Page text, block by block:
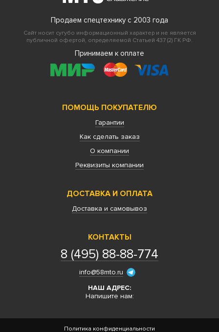
Продаем спецтехнику с 2003 года
Сайт носит сугубо информационный характер и не является
публичной офертой, определяемой Статьей 437 (2) ГК РФ.
Принимаем к оплате
ПОМОЩЬ ПОКУПАТЕЛЮ
Гарантии
Как сделать заказ
О компании
Реквизиты компании
ДОСТАВКА И ОПЛАТА
Доставка и самовывоз
КОНТАКТЫ
8 (495) 88-88-774
info@58mto.ru
НАШ АДРЕС:
Напишите нам:
Политика конфиденциальности